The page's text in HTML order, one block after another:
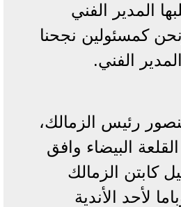
المدير الفني
كمسئولين نجحنا
الفني.
رئيس الزمالك،
البيضاء وافق
كابتن الزمالك
لأحد الأندية